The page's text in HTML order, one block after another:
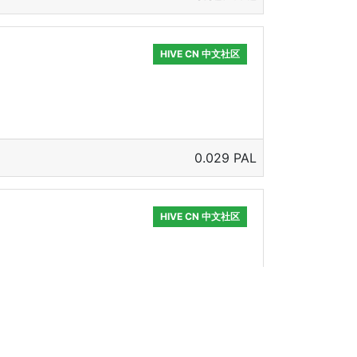
HIVE CN 中文社区
0.029 PAL
HIVE CN 中文社区